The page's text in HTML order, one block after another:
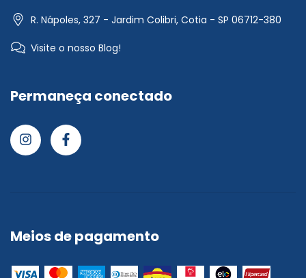
R. Nápoles, 327 - Jardim Colibri, Cotia - SP 06712-380
Visite o nosso Blog!
Permaneça conectado
Meios de pagamento